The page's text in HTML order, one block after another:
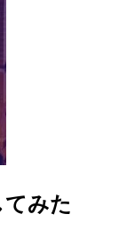
みた